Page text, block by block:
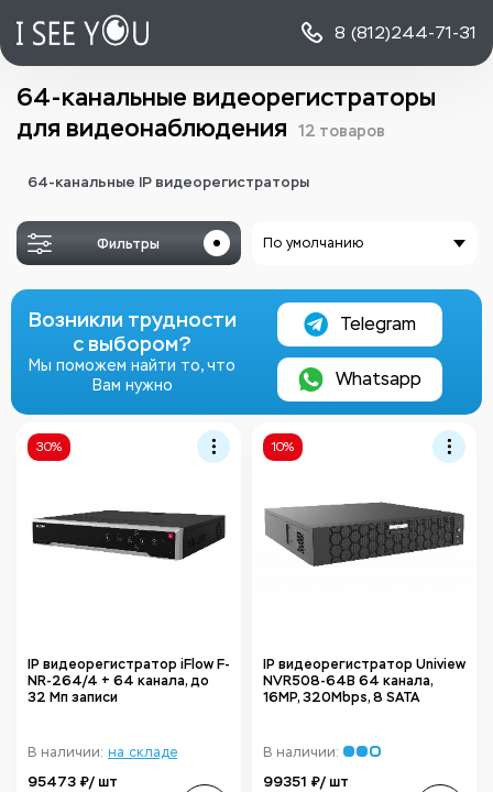
8 (812)244-71-31
64-канальные видеорегистраторы
для видеонаблюдения
12 товаров
64-канальные IP видеорегистраторы
Фильтры По умолчанию
Возникли трудности
с выбором?
Мы поможем найти то, что
Вам нужно
Telegram
Whatsapp
30%
IP видеорегистратор iFlow F-
NR-264/4 + 64 канала, до
32 Мп записи
В наличии: на складе
95473 ₽/ шт
10%
IP видеорегистратор Uniview
NVR508-64B 64 канала,
16MP, 320Mbps, 8 SATA
В наличии:
99351 ₽/ шт